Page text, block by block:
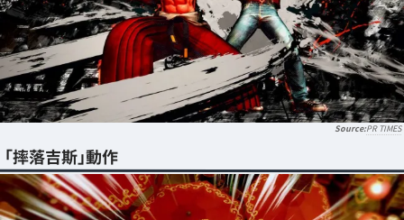
PR TIMES
「摔落吉斯」動作